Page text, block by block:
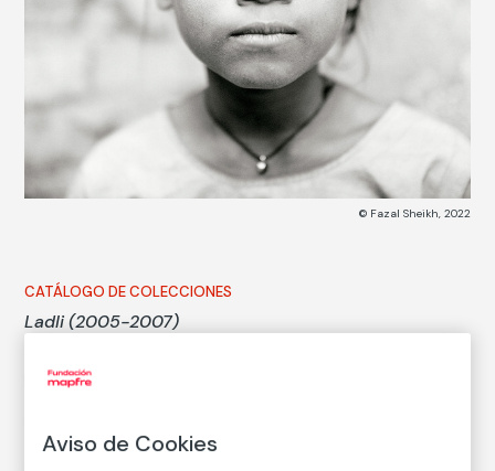
© Fazal Sheikh, 2022
CATÁLOGO DE COLECCIONES
Ladli (2005-2007)
Fazal Sheikh
Aviso de Cookies